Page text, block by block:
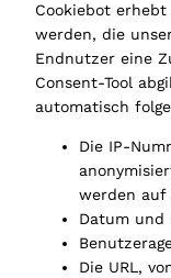
Cookiebot
werden, die
Endnutzer eine
Consent-Tool
automatisch
Die IP-
werden auf
Datum und
Die URL,